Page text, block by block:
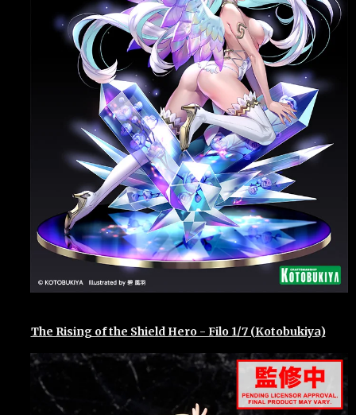
The Rising of the Shield Hero - Filo 1/7 (Kotobukiya)